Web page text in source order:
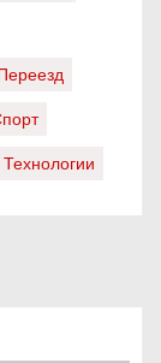
Технологии